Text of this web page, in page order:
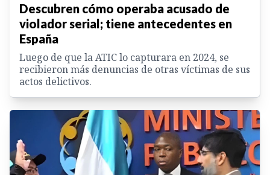
Descubren cómo operaba acusado de
violador serial; tiene antecedentes en
España
Luego de que la ATIC lo capturara en 2024, se
recibieron más denuncias de otras víctimas de sus
actos delictivos.